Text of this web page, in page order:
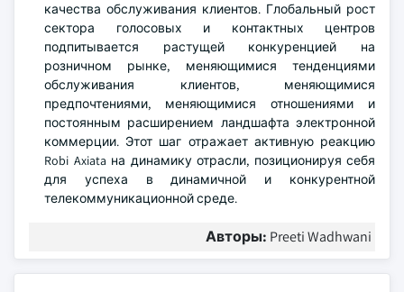
качества обслуживания клиентов. Глобальный рост
сектора голосовых и контактных центров
подпитывается растущей конкуренцией на
розничном рынке, меняющимися тенденциями
обслуживания клиентов, меняющимися
предпочтениями, меняющимися отношениями и
постоянным расширением ландшафта электронной
коммерции. Этот шаг отражает активную реакцию
Robi Axiata на динамику отрасли, позиционируя себя
для успеха в динамичной и конкурентной
телекоммуникационной среде.
Авторы: Preeti Wadhwani